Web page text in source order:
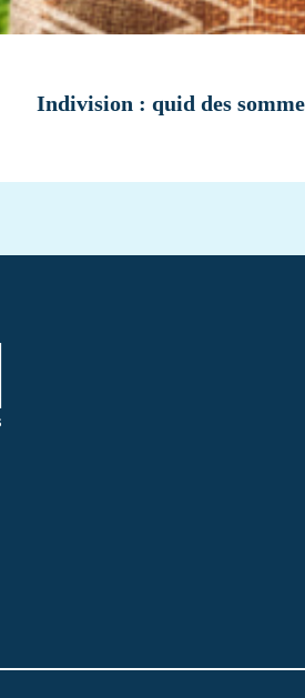
Indivision : quid des